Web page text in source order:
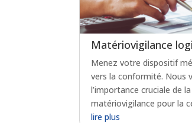
Menez votre dispositif
vers la conformité. Nous
l’importance cruciale de la
matériovigilance pour la
lire plus